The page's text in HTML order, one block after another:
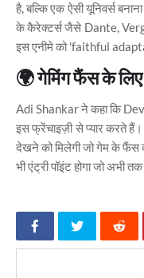
है, बल्कि एक ऐसी यूनिवर्स
के कैरेक्टर्स जैसे Dante,
इस एनीमे को 'faithful
🌍 गेमिंग फैंस के
Adi Shankar ने कहा कि
इस फ्रेंचाइज़ी से प्यार करते
देखने को मिलेगी जो गेम के फैंस
भी एंट्री पॉइंट होगा जो अभी